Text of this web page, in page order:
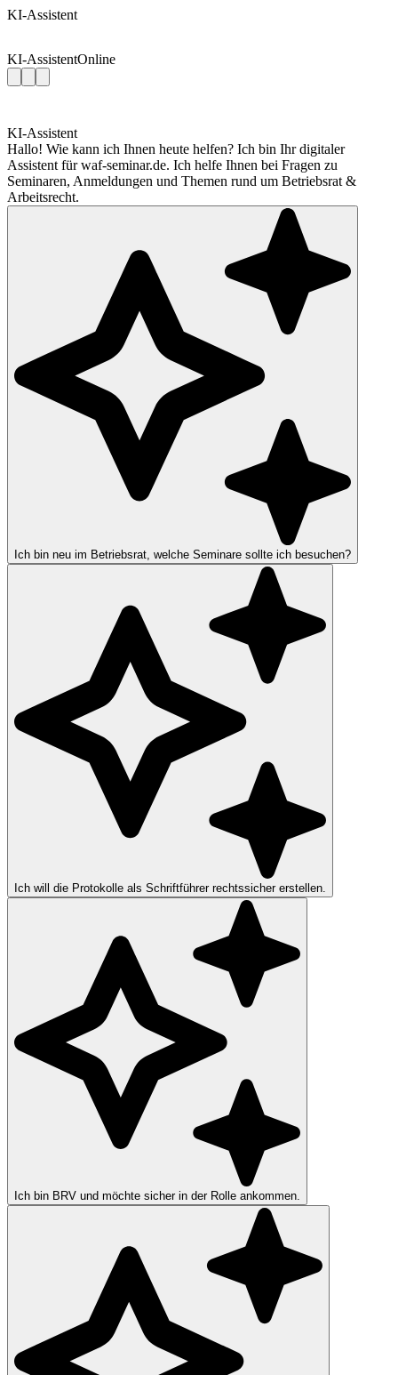
KI-Assistent
KI-AssistentOnline
KI-Assistent
Hallo! Wie kann ich Ihnen heute helfen? Ich bin Ihr digitaler
Assistent für waf-seminar.de. Ich helfe Ihnen bei Fragen zu
Seminaren, Anmeldungen und Themen rund um Betriebsrat &
Arbeitsrecht.
Ich bin neu im Betriebsrat, welche Seminare sollte ich besuchen?
Ich will die Protokolle als Schriftführer rechtssicher erstellen.
Ich bin BRV und möchte sicher in der Rolle ankommen.